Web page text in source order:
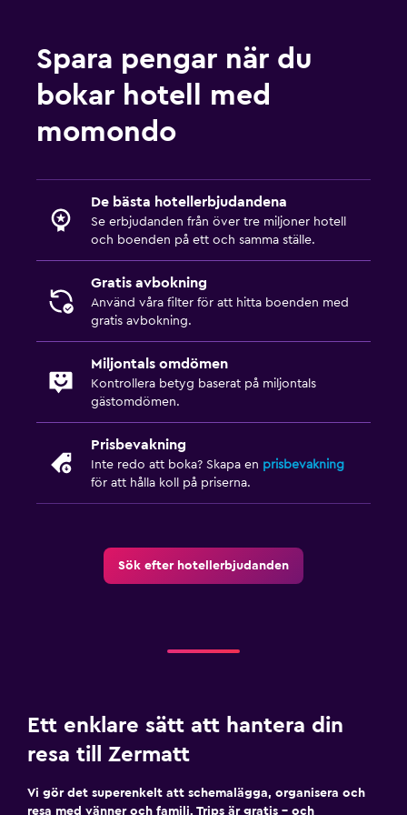
Hammam (turkiskt bad)
Rumservice
Nyckelåtkomst
Media och underhållning
Flat-screen TV
Kabel- eller satellit-TV
Sovrum
Uttag nära sängen
Garderob eller klädkammare
Försäljningsautomat (drycker)
Spa
Spa
Spara pengar när du
bokar hotell med
momondo
De bästa hotellerbjudandena
Se erbjudanden från över tre miljoner hotell
och boenden på ett och samma ställe.
Gratis avbokning
Använd våra filter för att hitta boenden med
gratis avbokning.
Miljontals omdömen
Kontrollera betyg baserat på miljontals
gästomdömen.
Prisbevakning
Inte redo att boka? Skapa en prisbevakning
för att hålla koll på priserna.
Sök efter hotellerbjudanden
Ett enklare sätt att hantera din
resa till Zermatt
Vi gör det superenkelt att schemalägga, organisera och
resa med vänner och familj. Trips är gratis – och